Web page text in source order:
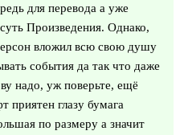
для перевода а уже
Произведения. Однако,
вложил всю свою душу
события да так что даже
надо, уж поверьте, ещё
приятен глазу бумага
по размеру а значит